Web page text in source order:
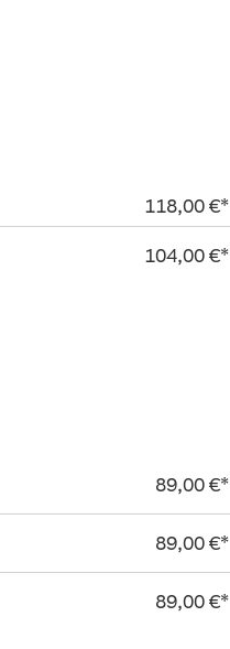
118,00 €*
104,00 €*
89,00 €*
89,00 €*
89,00 €*